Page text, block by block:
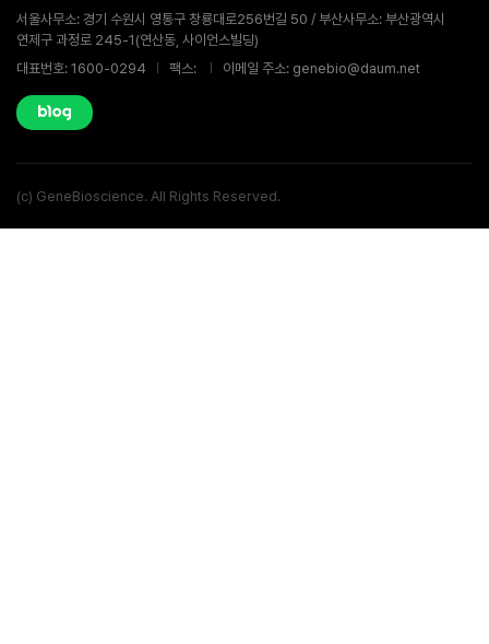
서울사무소: 경기 수원시 영통구 창룡대로256번길 50 / 부산사무소: 부산광역시
연제구 과정로 245-1(연산동, 사이언스빌딩)
대표번호: 1600-0294
팩스: 이메일 주소: genebio@daum.net
(c) GeneBioscience. All Rights Reserved.